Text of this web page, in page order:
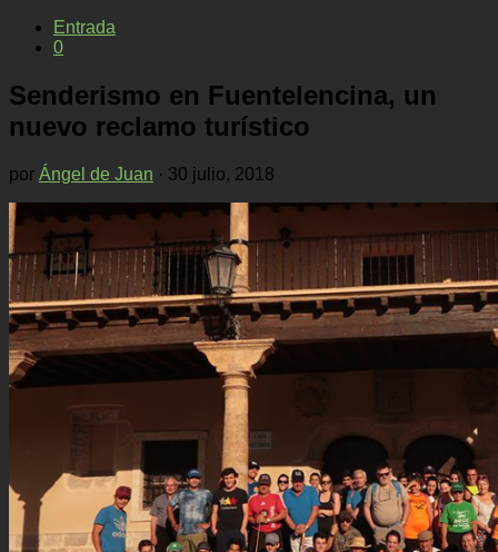
Entrada
0
Senderismo en Fuentelencina, un
nuevo reclamo turístico
por Ángel de Juan · 30 julio, 2018